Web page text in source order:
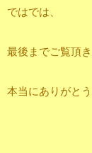
ではでは、
最後までご覧頂き
本当にありがと